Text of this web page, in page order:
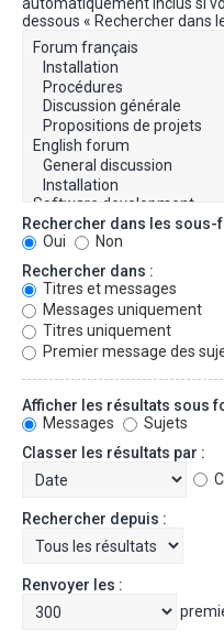
dessous « Rechercher dans
Rechercher dans les sous-
Oui
Non
Rechercher dans :
Titres et messages
Messages uniquement
Titres uniquement
Premier message des
Afficher les résultats sous
Messages
Sujets
Classer les résultats par :
Rechercher depuis :
Renvoyer les :